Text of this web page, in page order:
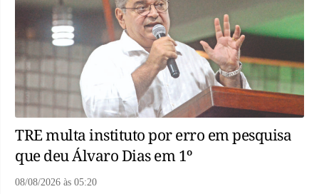
TRE multa instituto por erro em pesquisa
que deu Álvaro Dias em 1º
08/08/2026 às 05:20